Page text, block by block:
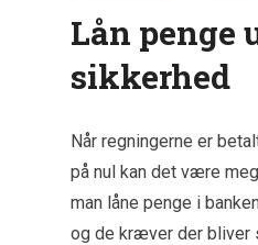
Lån penge
sikkerhed
Når regningerne er
på nul kan det være
man låne penge i
og de kræver der bliver